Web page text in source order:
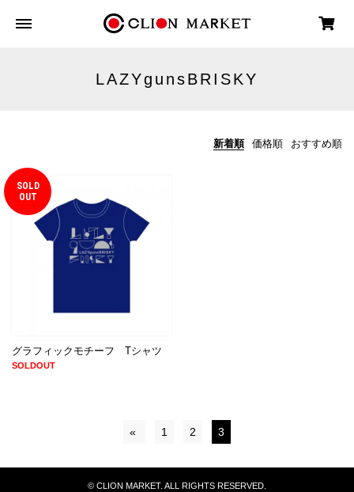
LAZYgunsBRISKY
新着順 価格順 おすすめ順
SOLD
OUT
グラフィックモチーフ Tシャツ
SOLDOUT
« 1 2 3
© CLION MARKET. ALL RIGHTS RESERVED.